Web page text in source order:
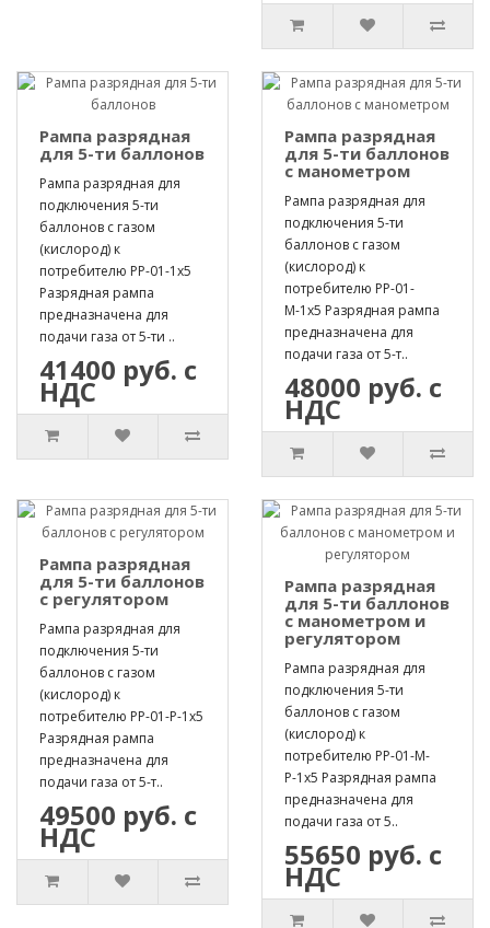
Рампа разрядная
для 5-ти баллонов
Рампа разрядная для
подключения 5-ти
баллонов с газом
(кислород) к
потребителю РР-01-1х5
Разрядная рампа
предназначена для
подачи газа от 5-ти ..
41400 руб. с
НДС
Рампа разрядная
для 5-ти баллонов
с манометром
Рампа разрядная для
подключения 5-ти
баллонов с газом
(кислород) к
потребителю РР-01-
М-1х5 Разрядная рампа
предназначена для
подачи газа от 5-т..
48000 руб. с
НДС
Рампа разрядная
для 5-ти баллонов
с регулятором
Рампа разрядная для
подключения 5-ти
баллонов с газом
(кислород) к
потребителю РР-01-Р-1х5
Разрядная рампа
предназначена для
подачи газа от 5-т..
49500 руб. с
НДС
Рампа разрядная
для 5-ти баллонов
с манометром и
регулятором
Рампа разрядная для
подключения 5-ти
баллонов с газом
(кислород) к
потребителю РР-01-М-
Р-1х5 Разрядная рампа
предназначена для
подачи газа от 5..
55650 руб. с
НДС